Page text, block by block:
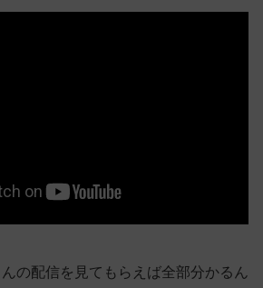
の配信を見てもらえば全部分かるん